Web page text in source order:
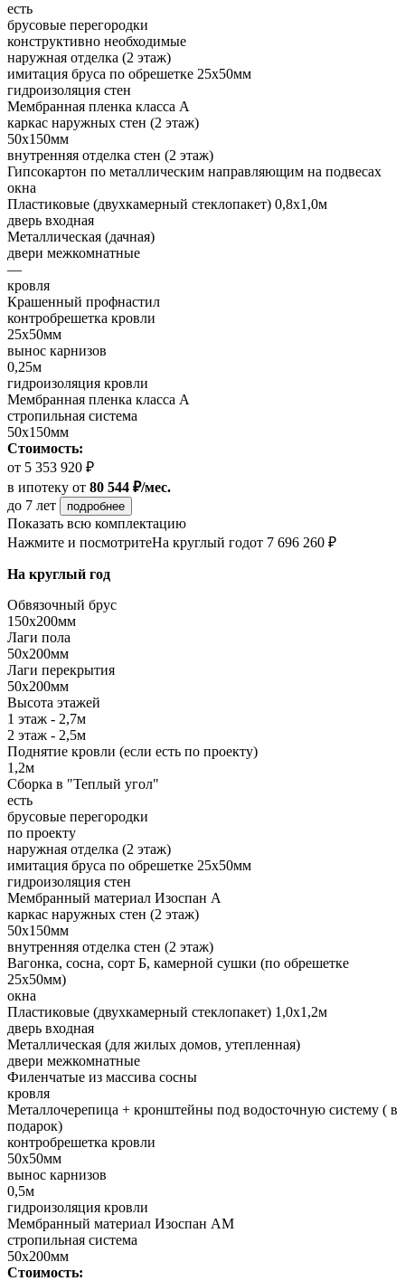
есть
брусовые перегородки
конструктивно необходимые
наружная отделка (2 этаж)
имитация бруса по обрешетке 25х50мм
гидроизоляция стен
Мембранная пленка класса А
каркас наружных стен (2 этаж)
50х150мм
внутренняя отделка стен (2 этаж)
Гипсокартон по металлическим направляющим на подвесах
окна
Пластиковые (двухкамерный стеклопакет) 0,8х1,0м
дверь входная
Металлическая (дачная)
двери межкомнатные
—
кровля
Крашенный профнастил
контробрешетка кровли
25х50мм
вынос карнизов
0,25м
гидроизоляция кровли
Мембранная пленка класса А
стропильная система
50х150мм
Стоимость:
от 5 353 920 ₽
в ипотеку от 80 544 ₽/мес.
до 7 лет
подробнее
Показать всю комплектацию
Нажмите и посмотритеНа круглый годот 7 696 260 ₽
На круглый год
Обвязочный брус
150х200мм
Лаги пола
50х200мм
Лаги перекрытия
50х200мм
Высота этажей
1 этаж - 2,7м
2 этаж - 2,5м
Поднятие кровли (если есть по проекту)
1,2м
Сборка в "Теплый угол"
есть
брусовые перегородки
по проекту
наружная отделка (2 этаж)
имитация бруса по обрешетке 25х50мм
гидроизоляция стен
Мембранный материал Изоспан А
каркас наружных стен (2 этаж)
50х150мм
внутренняя отделка стен (2 этаж)
Вагонка, сосна, сорт Б, камерной сушки (по обрешетке
25х50мм)
окна
Пластиковые (двухкамерный стеклопакет) 1,0х1,2м
дверь входная
Металлическая (для жилых домов, утепленная)
двери межкомнатные
Филенчатые из массива сосны
кровля
Металлочерепица + кронштейны под водосточную систему ( в
подарок)
контробрешетка кровли
50х50мм
вынос карнизов
0,5м
гидроизоляция кровли
Мембранный материал Изоспан АМ
стропильная система
50х200мм
Стоимость: